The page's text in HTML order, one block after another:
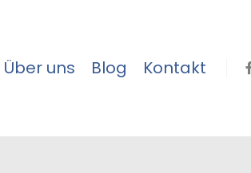
Über uns Blog Kontakt